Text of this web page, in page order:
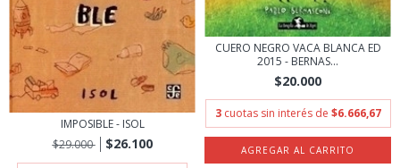
IMPOSIBLE - ISOL
$29.000
$26.100
CUERO NEGRO VACA BLANCA ED
2015 - BERNAS...
$20.000
3 cuotas sin interés de $6.666,67